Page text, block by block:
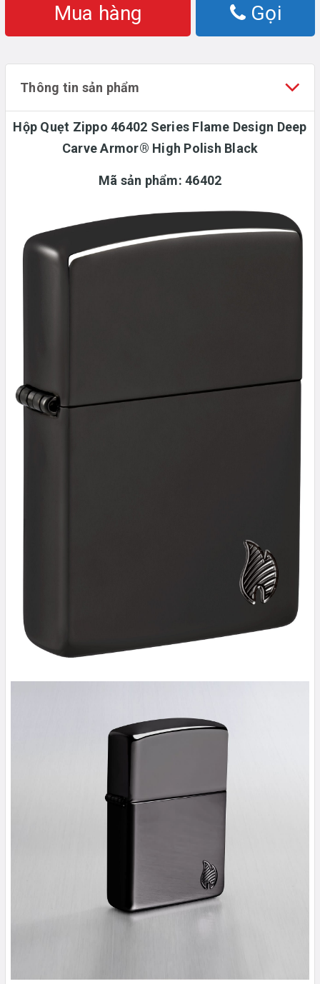
Mua hàng Gọi
Thông tin sản phẩm
Hộp Quẹt Zippo 46402 Series Flame Design Deep
Carve Armor® High Polish Black
Mã sản phẩm: 46402